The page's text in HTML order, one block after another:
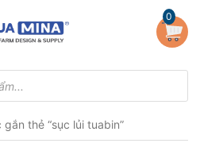
0
thẻ “sục lủi tuabin”